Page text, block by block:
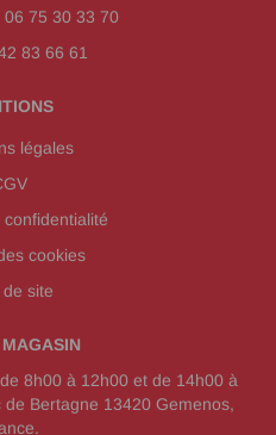
75 30 33 70
83 66 61
légales
confidentialité
cookies
de site
8h00 à 12h00 et de 14h00 à
Bertagne 13420 Gemenos,